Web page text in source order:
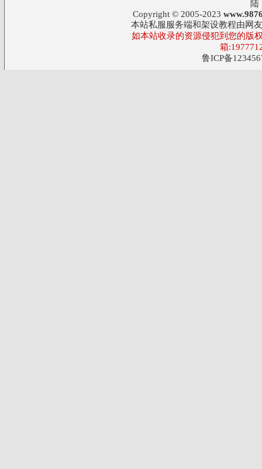
陆
Copyright © 2005-2023
本站私服服务端和架设教程由网
如本站收录的资源侵犯到您的版
箱
鲁ICP备